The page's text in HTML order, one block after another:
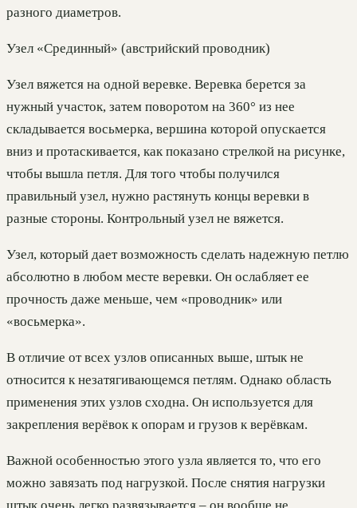
разного диаметров.
Узел «Срединный» (австрийский проводник)
Узел вяжется на одной веревке. Веревка берется за
нужный участок, затем поворотом на 360° из нее
складывается восьмерка, вершина которой опускается
вниз и протаскивается, как показано стрелкой на рисунке,
чтобы вышла петля. Для того чтобы получился
правильный узел, нужно растянуть концы веревки в
разные стороны. Контрольный узел не вяжется.
Узел, который дает возможность сделать надежную петлю
абсолютно в любом месте веревки. Он ослабляет ее
прочность даже меньше, чем «проводник» или
«восьмерка».
В отличие от всех узлов описанных выше, штык не
относится к незатягивающемся петлям. Однако область
применения этих узлов сходна. Он используется для
закрепления верёвок к опорам и грузов к верёвкам.
Важной особенностью этого узла является то, что его
можно завязать под нагрузкой. После снятия нагрузки